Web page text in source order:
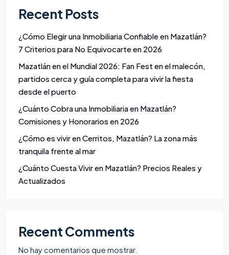
Recent Posts
¿Cómo Elegir una Inmobiliaria Confiable en Mazatlán?
7 Criterios para No Equivocarte en 2026
Mazatlán en el Mundial 2026: Fan Fest en el malecón,
partidos cerca y guía completa para vivir la fiesta
desde el puerto
¿Cuánto Cobra una Inmobiliaria en Mazatlán?
Comisiones y Honorarios en 2026
¿Cómo es vivir en Cerritos, Mazatlán? La zona más
tranquila frente al mar
¿Cuánto Cuesta Vivir en Mazatlán? Precios Reales y
Actualizados
Recent Comments
No hay comentarios que mostrar.